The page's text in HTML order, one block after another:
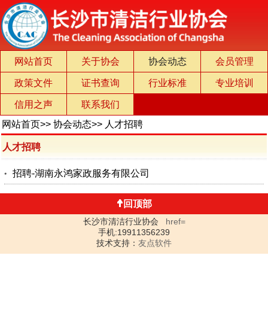
网站首页 关于协会 协会动态 会员管理
政策文件 证书查询 行业标准 专业培训
信用之声
联系我们
网站首页>> 协会动态>> 人才招聘
人才招聘
招聘-湖南永鸿家政服务有限公司
回顶部
长沙市清洁行业协会 href=
手机:19911356239
技术支持： 友点软件